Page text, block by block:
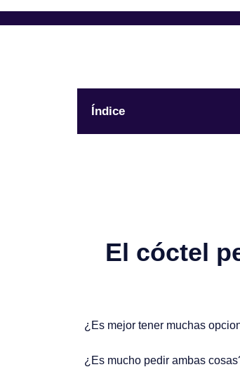
Índice
El cóctel
¿Es mejor tener muchas
¿Es mucho pedir ambas